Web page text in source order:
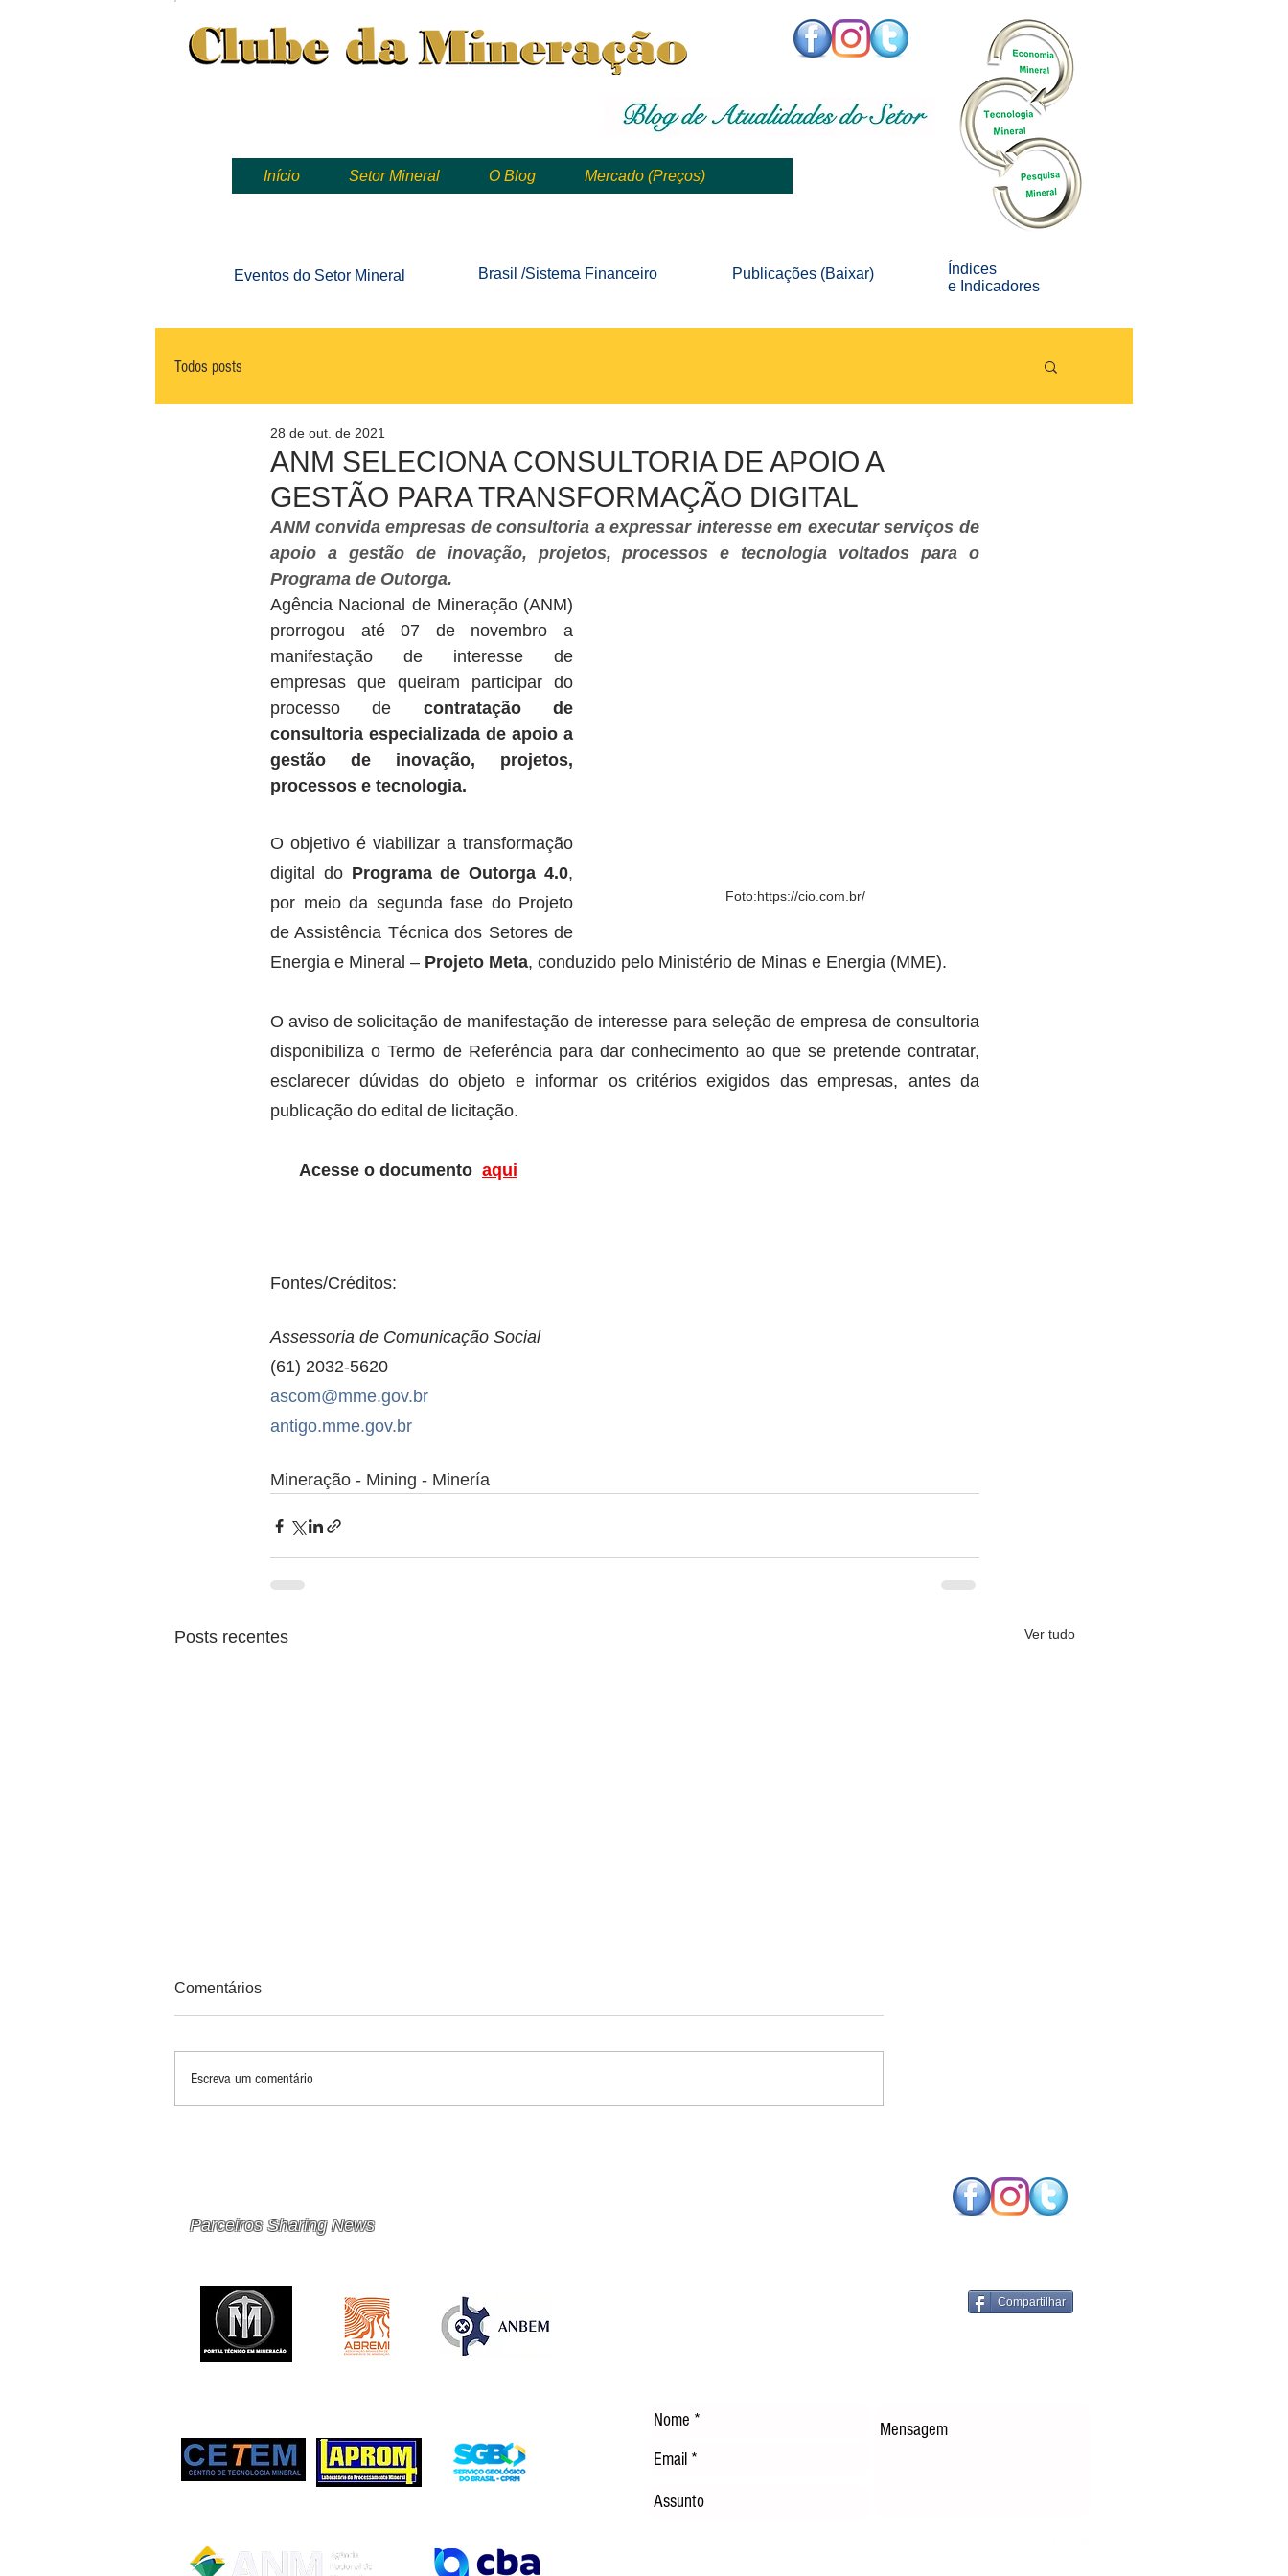
Início Setor Mineral O Blog Mercado (Preços)
Eventos do Setor Mineral Brasil /Sistema Financeiro Publicações (Baixar)
Índices
e Indicadores
Todos posts
ANM SELECIONA CONSULTORIA DE APOIO A
GESTÃO PARA TRANSFORMAÇÃO DIGITAL
28 de out. de 2021
ANM convida empresas de consultoria a expressar interesse em executar serviços de
apoio a gestão de inovação, projetos, processos e tecnologia voltados para o
Programa de Outorga.
Foto:https://cio.com.br/
Agência Nacional de Mineração (ANM)
prorrogou até 07 de novembro a
manifestação de interesse de
empresas que queiram participar do
processo de contratação de
consultoria especializada de apoio a
gestão de inovação, projetos,
processos e tecnologia.
O objetivo é viabilizar a transformação
digital do Programa de Outorga 4.0,
por meio da segunda fase do Projeto
de Assistência Técnica dos Setores de
Energia e Mineral – Projeto Meta, conduzido pelo Ministério de Minas e Energia (MME).
O aviso de solicitação de manifestação de interesse para seleção de empresa de consultoria
disponibiliza o Termo de Referência para dar conhecimento ao que se pretende contratar,
esclarecer dúvidas do objeto e informar os critérios exigidos das empresas, antes da
publicação do edital de licitação.
      Acesse o documento
aqui
Fontes/Créditos:
Assessoria de Comunicação Social
(61) 2032-5620
ascom@mme.gov.br
antigo.mme.gov.br
Mineração - Mining - Minería
Posts recentes Ver tudo
TECNOLOGIAS DE
ENERGIA RENOVÁVEL
Comentários
Escreva um comentário
Parceiros Sharing News
Compartilhar